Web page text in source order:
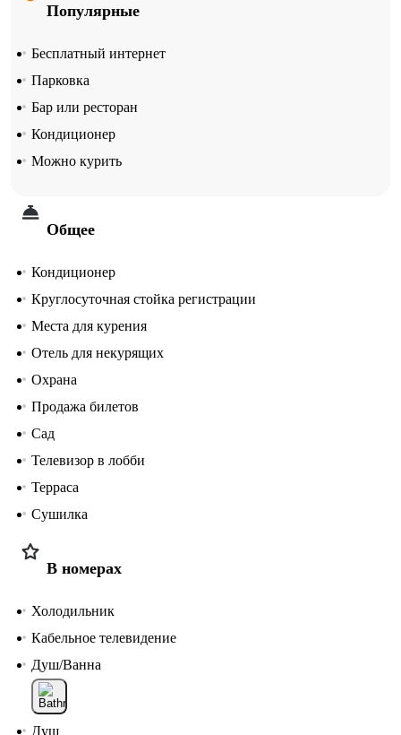
Популярные
Бесплатный интернет
Парковка
Бар или ресторан
Кондиционер
Можно курить
Общее
Кондиционер
Круглосуточная стойка регистрации
Места для курения
Отель для некурящих
Охрана
Продажа билетов
Сад
Телевизор в лобби
Терраса
Сушилка
В номерах
Холодильник
Кабельное телевидение
Душ/Ванна
Душ